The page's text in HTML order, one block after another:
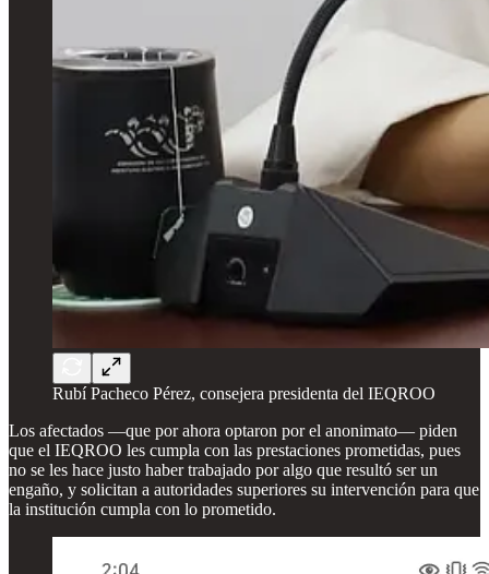
Rubí Pacheco Pérez, consejera presidenta del IEQROO
Los afectados —que por ahora optaron por el anonimato— piden
que el IEQROO les cumpla con las prestaciones prometidas, pues
no se les hace justo haber trabajado por algo que resultó ser un
engaño, y solicitan a autoridades superiores su intervención para que
la institución cumpla con lo prometido.